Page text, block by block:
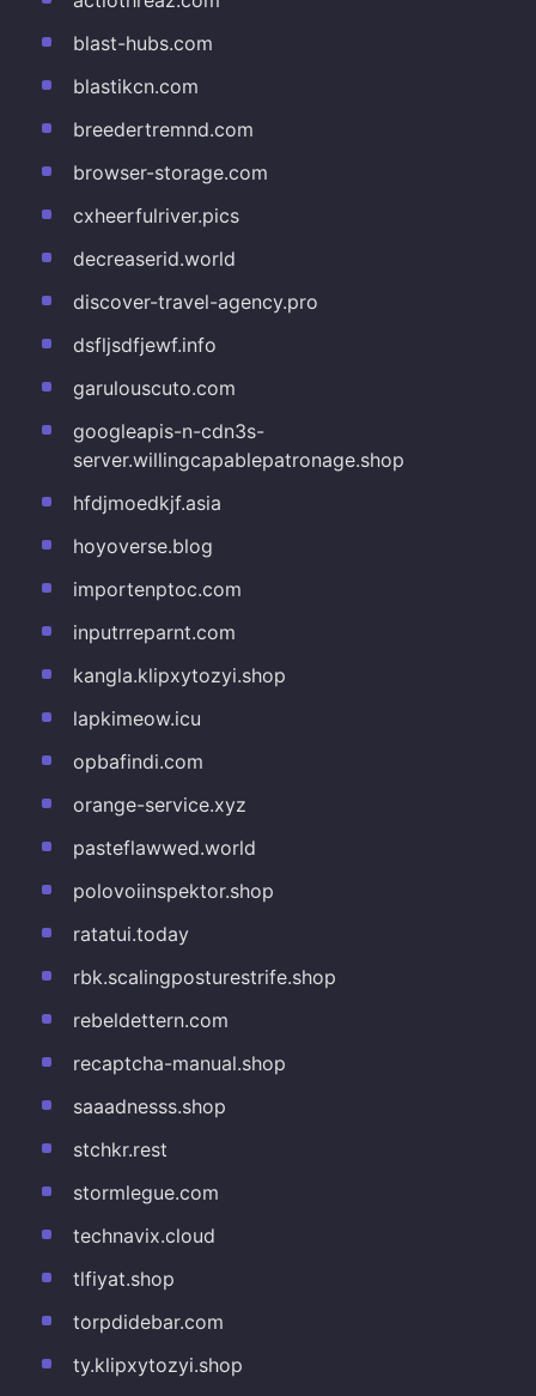
blast-hubs.com
blastikcn.com
breedertremnd.com
browser-storage.com
cxheerfulriver.pics
decreaserid.world
discover-travel-agency.pro
dsfljsdfjewf.info
garulouscuto.com
googleapis-n-cdn3s-
server.willingcapablepatronage.shop
hfdjmoedkjf.asia
hoyoverse.blog
importenptoc.com
inputrreparnt.com
kangla.klipxytozyi.shop
lapkimeow.icu
opbafindi.com
orange-service.xyz
pasteflawwed.world
polovoiinspektor.shop
ratatui.today
rbk.scalingposturestrife.shop
rebeldettern.com
recaptcha-manual.shop
saaadnesss.shop
stchkr.rest
stormlegue.com
technavix.cloud
tlfiyat.shop
torpdidebar.com
ty.klipxytozyi.shop